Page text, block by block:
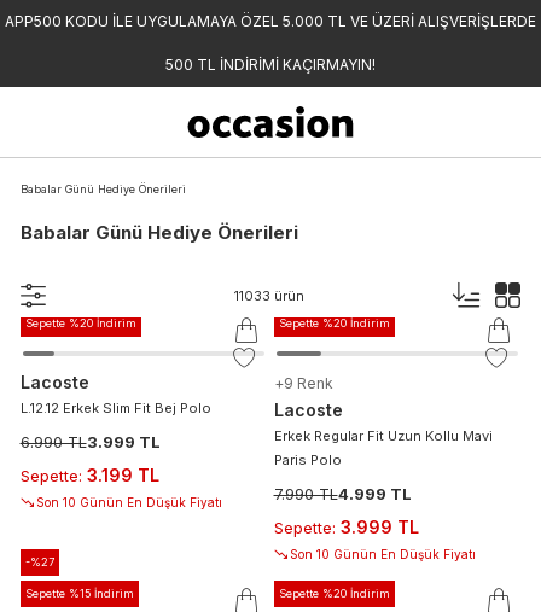
APP500 KODU İLE UYGULAMAYA ÖZEL 5.000 TL VE ÜZERİ ALIŞVERİŞLERDE
500 TL İNDİRİMİ KAÇIRMAYIN!
Babalar Günü Hediye Önerileri
Babalar Günü Hediye Önerileri
11033 ürün
-%43
Sepette %20 İndirim
Lacoste
L.12.12 Erkek Slim Fit Bej Polo
6.990 TL3.999 TL
Sepette: 3.199 TL
Son 10 Günün En Düşük Fiyatı
-%37
Sepette %20 İndirim
+9 Renk
Lacoste
Erkek Regular Fit Uzun Kollu Mavi
Paris Polo
7.990 TL4.999 TL
Sepette: 3.999 TL
Son 10 Günün En Düşük Fiyatı
-%27
Sepette %15 İndirim Sepette %20 İndirim